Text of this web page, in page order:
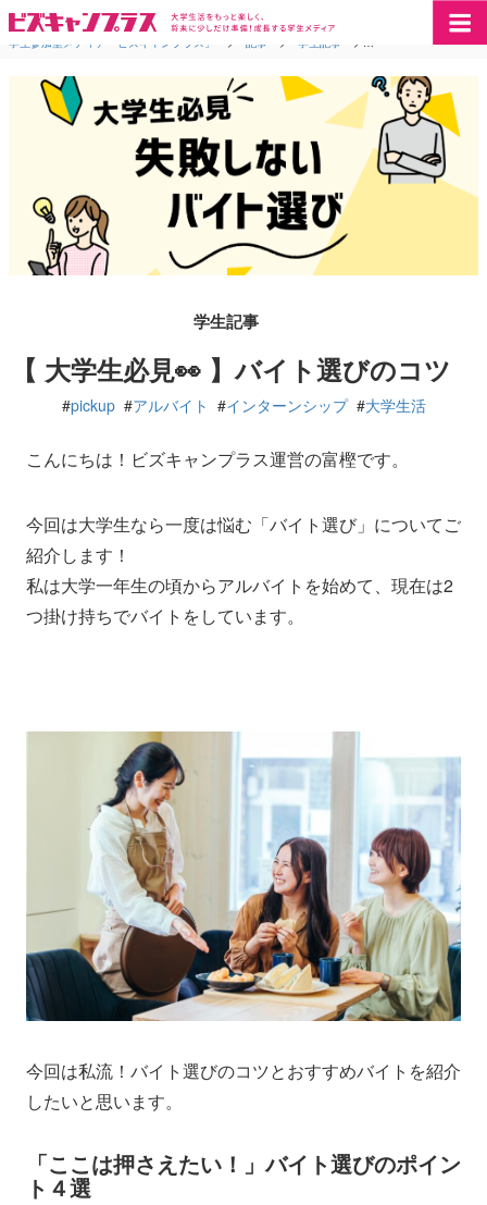
学生参加型メディア「ビズキャンプラス」 > 記事 > 学生記事 > 【 大学生必見👀 】バ
学生記事
【 大学生必見👀 】バイト選びのコツ
#pickup #アルバイト #インターンシップ #大学生活
こんにちは！ビズキャンプラス運営の富樫です。
今回は大学生なら一度は悩む「バイト選び」についてご
紹介します！
私は大学一年生の頃からアルバイトを始めて、現在は2
つ掛け持ちでバイトをしています。
今回は私流！バイト選びのコツとおすすめバイトを紹介
したいと思います。
「ここは押さえたい！」バイト選びのポイン
ト４選